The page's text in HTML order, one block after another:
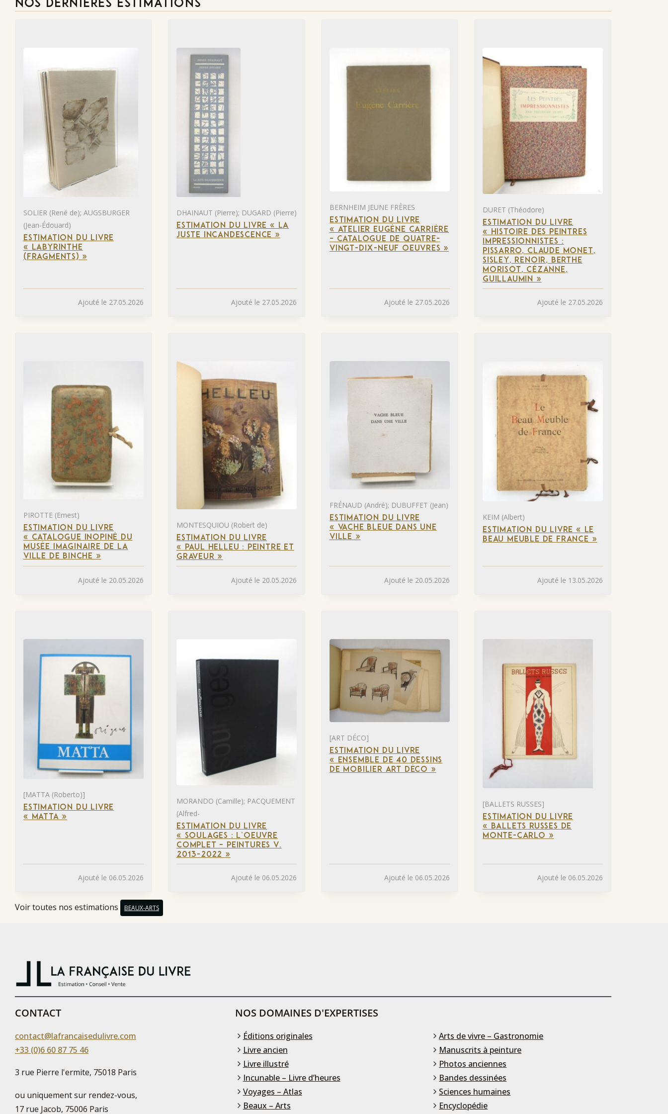
NOS DERNIÈRES ESTIMATIONS
SOLIER (René de); AUGSBURGER
(Jean-Édouard)
ESTIMATION DU LIVRE
« LABYRINTHE
(FRAGMENTS) »
Ajouté le 27.05.2026
DHAINAUT (Pierre); DUGARD (Pierre)
ESTIMATION DU LIVRE « LA
JUSTE INCANDESCENCE »
Ajouté le 27.05.2026
BERNHEIM JEUNE FRÈRES
ESTIMATION DU LIVRE
« ATELIER EUGÈNE CARRIÈRE
– CATALOGUE DE QUATRE-
VINGT-DIX-NEUF OEUVRES »
Ajouté le 27.05.2026
DURET (Théodore)
ESTIMATION DU LIVRE
« HISTOIRE DES PEINTRES
IMPRESSIONNISTES :
PISSARRO, CLAUDE MONET,
SISLEY, RENOIR, BERTHE
MORISOT, CÉZANNE,
GUILLAUMIN »
Ajouté le 27.05.2026
PIROTTE (Ernest)
ESTIMATION DU LIVRE
« CATALOGUE INOPINÉ DU
MUSÉE IMAGINAIRE DE LA
VILLE DE BINCHE »
Ajouté le 20.05.2026
MONTESQUIOU (Robert de)
ESTIMATION DU LIVRE
« PAUL HELLEU : PEINTRE ET
GRAVEUR »
Ajouté le 20.05.2026
FRÉNAUD (André); DUBUFFET (Jean)
ESTIMATION DU LIVRE
« VACHE BLEUE DANS UNE
VILLE »
Ajouté le 20.05.2026
KEIM (Albert)
ESTIMATION DU LIVRE « LE
BEAU MEUBLE DE FRANCE »
Ajouté le 13.05.2026
[MATTA (Roberto)]
ESTIMATION DU LIVRE
« MATTA »
Ajouté le 06.05.2026
MORANDO (Camille); PACQUEMENT
(Alfred-
ESTIMATION DU LIVRE
« SOULAGES : L’OEUVRE
COMPLET – PEINTURES V.
2013-2022 »
Ajouté le 06.05.2026
[ART DÉCO]
ESTIMATION DU LIVRE
« ENSEMBLE DE 40 DESSINS
DE MOBILIER ART DÉCO »
Ajouté le 06.05.2026
[BALLETS RUSSES]
ESTIMATION DU LIVRE
« BALLETS RUSSES DE
MONTE-CARLO »
Ajouté le 06.05.2026
Voir toutes nos estimations BEAUX-ARTS
CONTACT
contact@lafrancaisedulivre.com
+33 (0)6 60 87 75 46
3 rue Pierre l'ermite, 75018 Paris
ou uniquement sur rendez-vous,
17 rue Jacob, 75006 Paris
NOS DOMAINES D'EXPERTISES
Éditions originales
Livre ancien
Livre illustré
Incunable – Livre d’heures
Voyages – Atlas
Beaux – Arts
Arts de vivre – Gastronomie
Manuscrits à peinture
Photos anciennes
Bandes dessinées
Sciences humaines
Encyclopédie